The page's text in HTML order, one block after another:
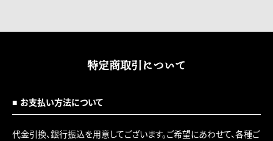
特定商取引について
お支払い方法について
代金引換、銀行振込を用意してございます。ご希望にあわせて、各種ご